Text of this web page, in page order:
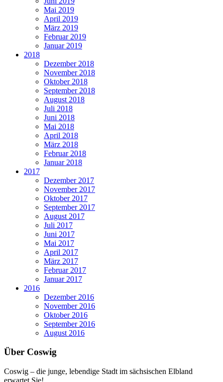
Mai 2019
April 2019
März 2019
Februar 2019
Januar 2019
2018
Dezember 2018
November 2018
Oktober 2018
September 2018
August 2018
Juli 2018
Juni 2018
Mai 2018
April 2018
März 2018
Februar 2018
Januar 2018
2017
Dezember 2017
November 2017
Oktober 2017
September 2017
August 2017
Juli 2017
Juni 2017
Mai 2017
April 2017
März 2017
Februar 2017
Januar 2017
2016
Dezember 2016
November 2016
Oktober 2016
September 2016
August 2016
Über Coswig
Coswig – die junge, lebendige Stadt im sächsischen Elbland
erwartet Sie!